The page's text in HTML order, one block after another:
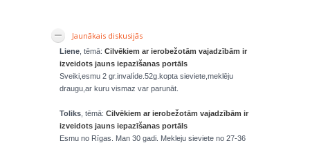
Jaunākais diskusijās
Liene , tēmā: Cilvēkiem ar ierobežotām vajadzībām ir
izveidots jauns iepazīšanas portāls
Sveiki,esmu 2 gr.invalíde.52g.kopta sieviete,meklēju
draugu,ar kuru vismaz var parunāt.
Toliks , tēmā: Cilvēkiem ar ierobežotām vajadzībām ir
izveidots jauns iepazīšanas portāls
Esmu no Rīgas. Man 30 gadi. Mekleju sieviete no 27-36